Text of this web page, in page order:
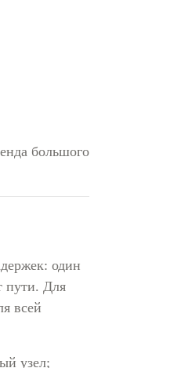
большого
один
пути. Для
всей
узел;